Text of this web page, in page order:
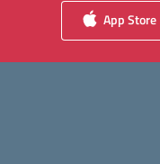
App Store